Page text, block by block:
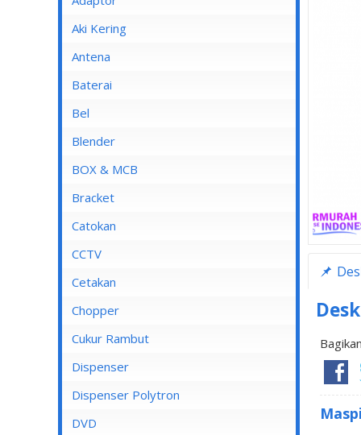
Aki Kering
Antena
Baterai
Bel
Blender
Blender Advance
Blender Cosmos
Blender Kirin
Blender Maspion
Blender Miyako
BOX & MCB
MCB
MCB 1 Pole
MCB 2 Pole
MCB 3 Pole
MCB 4 Pole
Bracket
Catokan
CCTV
DVR
Cetakan
Chopper
Cukur Rambut
Dispenser
Dispenser Cosmos
Dispenser Miyako
Dispenser Polytron
DVD